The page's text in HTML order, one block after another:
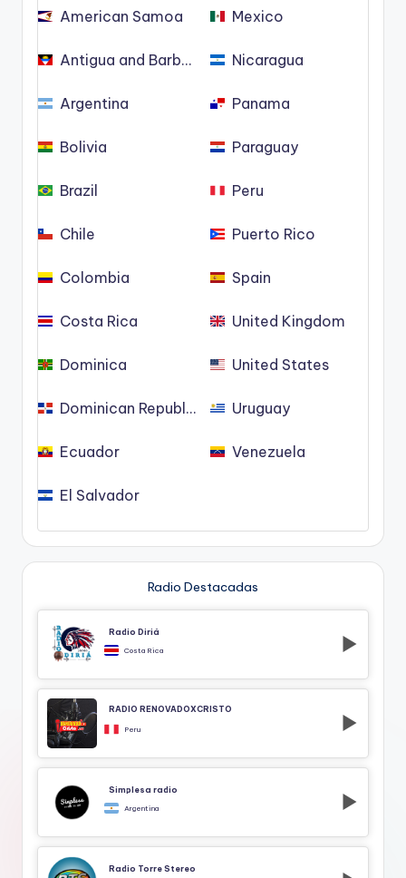
American Samoa
Antigua and Barbuda
Argentina
Bolivia
Brazil
Chile
Colombia
Costa Rica
Dominica
Dominican Republic
Ecuador
El Salvador
Mexico
Nicaragua
Panama
Paraguay
Peru
Puerto Rico
Spain
United Kingdom
United States
Uruguay
Venezuela
Radio Destacadas
Radio Diriá
Costa Rica
RADIO RENOVADOXCRISTO
Peru
Simplesa radio
Argentina
Radio Torre Stereo